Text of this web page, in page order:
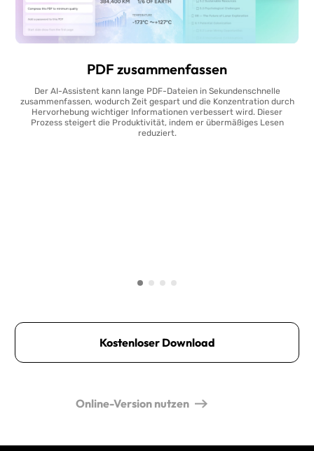
PDF zusammenfassen
Der AI-Assistent kann lange PDF-Dateien in Sekundenschnelle
zusammenfassen, wodurch Zeit gespart und die Konzentration durch
Hervorhebung wichtiger Informationen verbessert wird. Dieser
Prozess steigert die Produktivität, indem er übermäßiges Lesen
reduziert.
Kostenloser Download
Online-Version nutzen